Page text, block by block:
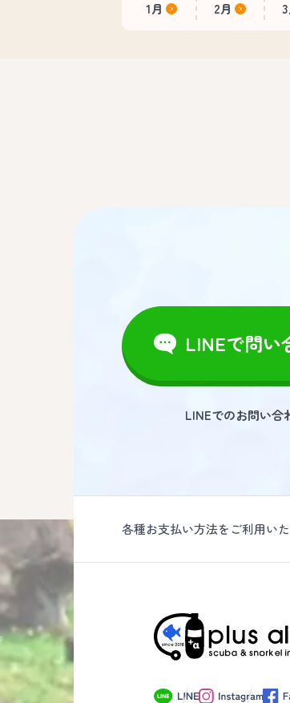
1月 2月
LINEで問
LINEでのお問い合
各種お支払い方法をご利用いた